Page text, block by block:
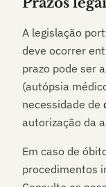
A legislação
deve ocorrer
prazo pode ser
(autópsia
necessidade de
autorização da
Em caso de
procedimentos